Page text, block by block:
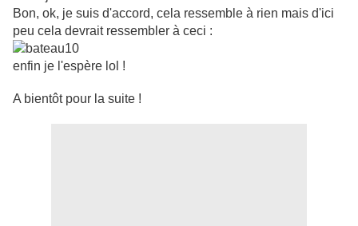
Bon, ok, je suis d'accord, cela ressemble à rien mais d'ici
peu cela devrait ressembler à ceci :
enfin je l'espère lol !
A bientôt pour la suite !